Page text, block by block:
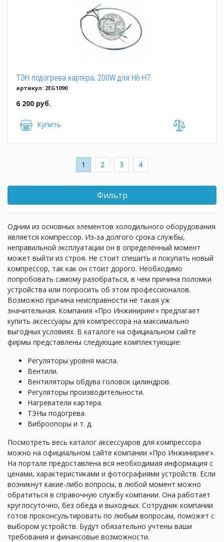
ТЭН подогрева картера, 200W для H6-H7
артикул: 2EG1090
6 200 руб.
Купить
1 2 3 4
Фильтр
Одним из основных элементов холодильного оборудования
является компрессор. Из-за долгого срока службы,
неправильной эксплуатации он в определённый момент
может выйти из строя. Не стоит спешить и покупать новый
компрессор, так как он стоит дорого. Необходимо
попробовать самому разобраться, в чем причина поломки
устройства или попросить об этом профессионалов.
Возможно причина неисправности не такая уж
значительная. Компания «Про Инжиниринг» предлагает
купить аксессуары для компрессора на максимально
выгодных условиях. В каталоге на официальном сайте
фирмы представлены следующие комплектующие:
Регуляторы уровня масла.
Вентили.
Вентиляторы обдува головок цилиндров.
Регуляторы производительности.
Нагреватели картера.
ТЭНы подогрева.
Виброопоры и т. д.
Посмотреть весь каталог аксессуаров для компрессора
можно на официальном сайте компании «Про Инжиниринг».
На портале предоставлена вся необходимая информация с
ценами, характеристиками и фотографиями устройств. Если
возникнут какие-либо вопросы, в любой момент можно
обратиться в справочную службу компании. Она работает
круглосуточно, без обеда и выходных. Сотрудник компании
готов проконсультировать по любым вопросам, поможет с
выбором устройств. Будут обязательно учтены ваши
требования и финансовые возможности.